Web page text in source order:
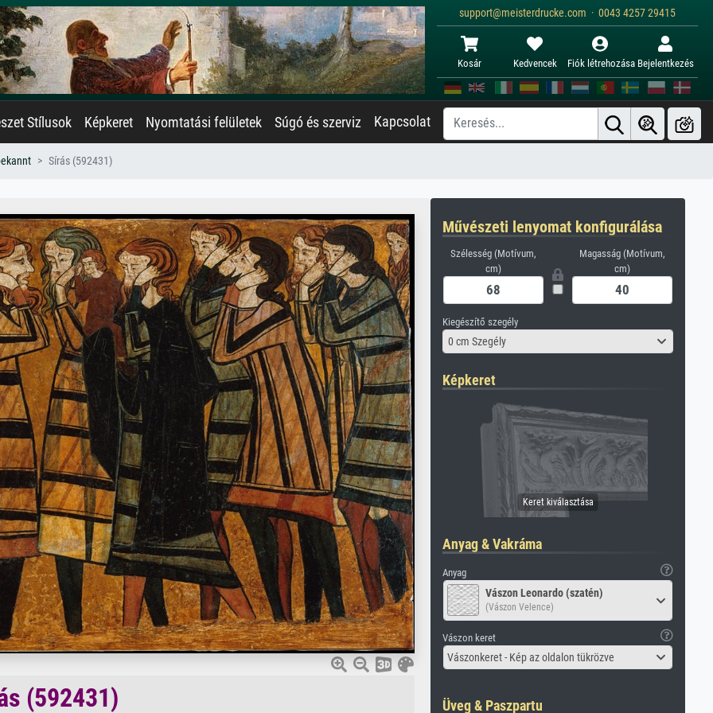
support@meisterdrucke.com · 0043 4257 29415
Kosár Kedvencek Fiók létrehozása Bejelentkezés
Stílusok Képkeret Nyomtatási felületek Súgó és szerviz Kapcsolat
Sírás (592431)
(592431)
Művészeti lenyomat konfigurálása
Szélesség (Motívum,
cm)
Magasság (Motívum,
cm)
Kiegészítő szegély
0 cm Szegély
Képkeret
Anyag & Vakráma
Anyag
Vászon Leonardo (szatén)
(Vászon Velence)
Vászon keret
Vászonkeret - Kép az oldalon tükrözve
Üveg & Paszpartu